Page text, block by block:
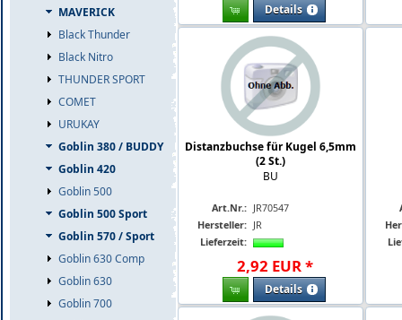
MAVERICK
Black Thunder
Black Nitro
THUNDER SPORT
COMET
URUKAY
Goblin 380 / BUDDY
Goblin 420
Goblin 500
Goblin 500 Sport
Goblin 570 / Sport
Goblin 630 Comp
Goblin 630
Goblin 700
Details
Distanzbuchse für Kugel 6,5mm
(2 St.)
BU
Art.Nr.: JR70547
Hersteller: JR
Lieferzeit:
2,92 EUR*
Details